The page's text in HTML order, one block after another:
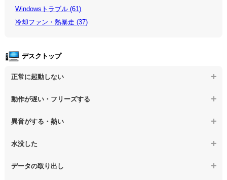
Windowsトラブル (61)
冷却ファン・熱暴走 (37)
デスクトップ
正常に起動しない
【デスクトップPC】電源を押しても反応がない
【デスクトップPC】修復モードから復旧できない
動作が遅い・フリーズする
【デスクトップPC】操作中の動作が遅い
異音がする・熱い
【デスクトップPC】パソコンから異音がする
水没した
【デスクトップPC】水没してパソコンが動かない
データの取り出し